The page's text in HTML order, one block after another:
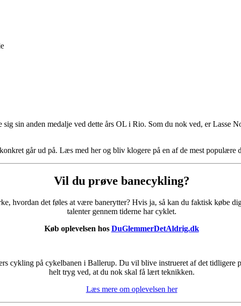
sin anden medalje ved dette års OL i Rio. Som du nok ved, er Lasse
går ud på. Læs med her og bliv klogere på en af de mest populære
Vil du prøve banecykling?
hvordan det føles at være banerytter? Hvis ja, så kan du faktisk købe
talenter gennem tiderne har cyklet.
Køb oplevelsen hos DuGlemmerDetAldrig.dk
cykling på cykelbanen i Ballerup. Du vil blive instrueret af det tidligere
helt tryg ved, at du nok skal få lært teknikken.
Læs mere om oplevelsen her